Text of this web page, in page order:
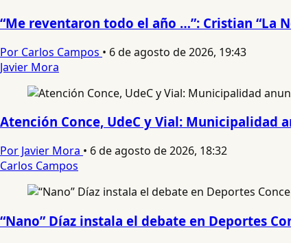
“Me reventaron todo el año …”: Cristian “La
Por Carlos Campos • 6 de agosto de 2026, 19:43
Javier Mora
Atención Conce, UdeC y Vial: Municipalidad
Por Javier Mora • 6 de agosto de 2026, 18:32
Carlos Campos
“Nano” Díaz instala el debate en Deportes